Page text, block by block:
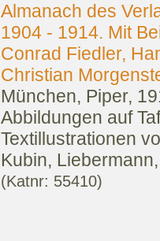
Almanach des
1904 - 1914. Mit
Conrad Fiedler,
Christian
München, Piper,
Abbildungen auf
Textillustrationen
Kubin,
(Katnr: 55410)